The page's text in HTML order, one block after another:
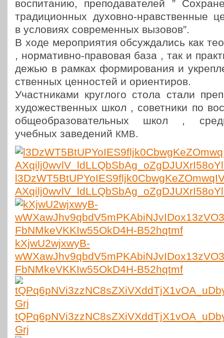
вос­пи­та­нию, пре­по­да­ва­те­лей ”
тра­ди­ци­он­ных духовно-нрав­ствен­ные
в усло­ви­ях совре­мен­ных вызовов”.
В ходе меро­при­я­тия обсуж­да­лись как
, нор­ма­тив­но-пра­во­вая база , так и
де­жью в рамках фор­ми­ро­ва­ния и
ствен­ных цен­но­стей и ориентиров.
Участ­ни­ка­ми круг­ло­го стола стали
худо­же­ствен­ных школ , совет­ни­ки по
обще­об­ра­зо­ва­тель­ных школ ,
учебных заве­де­ний КМВ.
kXjwU2wjxwyB-
FbNMkeVKKIw55OkD4H-B52hqtmf
Grj